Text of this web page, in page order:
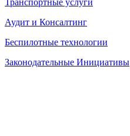
Транспортные услуги
Аудит и Консалтинг
Беспилотные технологии
Законодательные Инициативы